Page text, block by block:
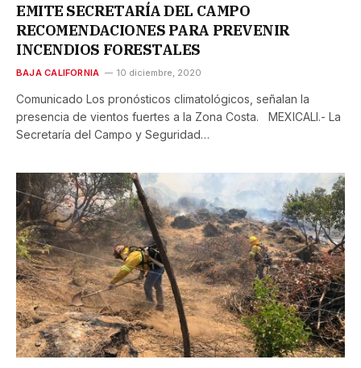
EMITE SECRETARÍA DEL CAMPO
RECOMENDACIONES PARA PREVENIR
INCENDIOS FORESTALES
BAJA CALIFORNIA 10 diciembre, 2020
Comunicado Los pronósticos climatológicos, señalan la
presencia de vientos fuertes a la Zona Costa. MEXICALI.- La
Secretaría del Campo y Seguridad…